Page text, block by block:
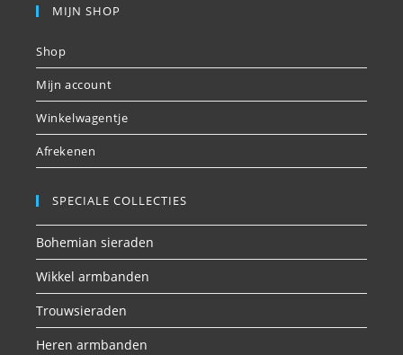
MIJN SHOP
Shop
Mijn account
Winkelwagentje
Afrekenen
SPECIALE COLLECTIES
Bohemian sieraden
Wikkel armbanden
Trouwsieraden
Heren armbanden